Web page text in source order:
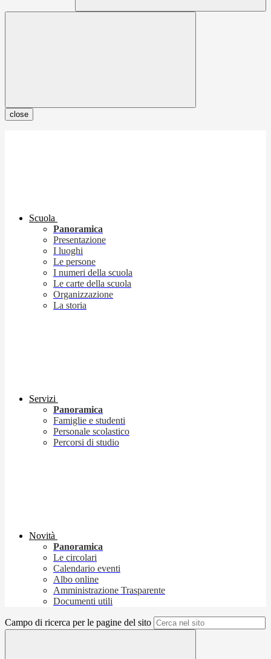
close
Scuola
Panoramica
Presentazione
I luoghi
Le persone
I numeri della scuola
Le carte della scuola
Organizzazione
La storia
Servizi
Panoramica
Famiglie e studenti
Personale scolastico
Percorsi di studio
Novità
Panoramica
Le circolari
Calendario eventi
Albo online
Amministrazione Trasparente
Documenti utili
Campo di ricerca per le pagine del sito